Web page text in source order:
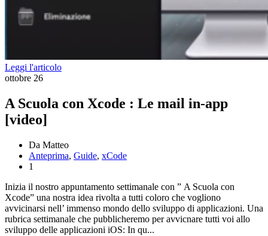
Leggi l'articolo
ottobre 26
A Scuola con Xcode : Le mail in-app
[video]
Da Matteo
Anteprima, Guide, xCode
1
Inizia il nostro appuntamento settimanale con ” A Scuola con
Xcode” una nostra idea rivolta a tutti coloro che vogliono
avvicinarsi nell’ immenso mondo dello sviluppo di applicazioni. Una
rubrica settimanale che pubblicheremo per avvicnare tutti voi allo
sviluppo delle applicazioni iOS: In qu...